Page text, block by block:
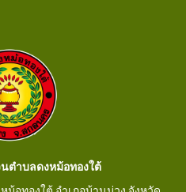
ตำบลดงหม้อทองใต้